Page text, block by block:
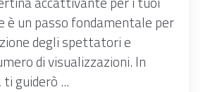
è un passo fondamentale per
degli spettatori e
di visualizzazioni. In
guiderò ...